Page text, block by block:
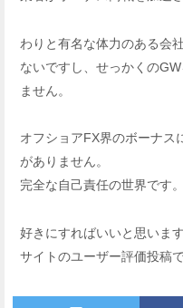
わりと有名な体力のある会
ないですし、せっかくの
ません。
オフショアFX界のボーナス
がありません。
完全な自己責任の世界です。
好きにすればいいと思いま
サイトのユーザー評価投稿